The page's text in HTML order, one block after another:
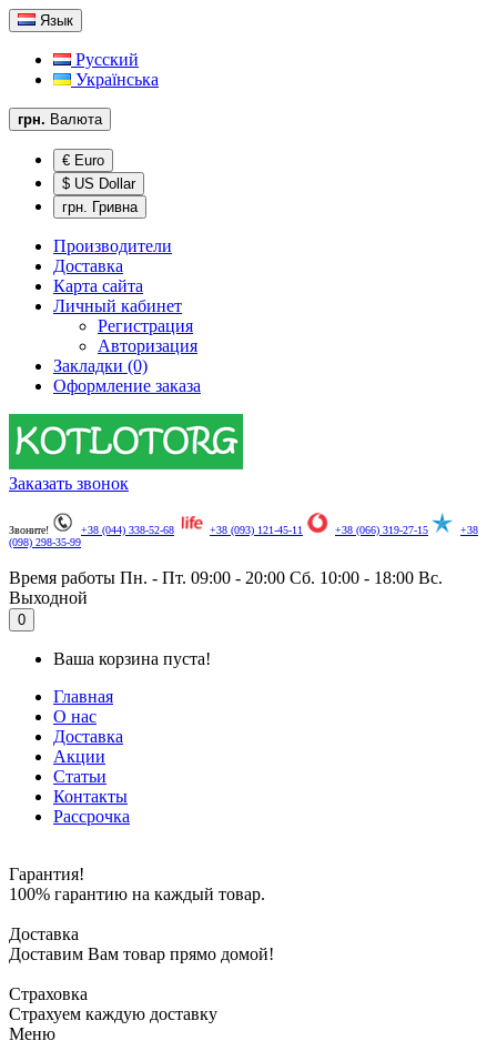
Язык
Русский
Українська
грн. Валюта
€ Euro
$ US Dollar
грн. Гривна
Производители
Доставка
Карта сайта
Личный кабинет
Регистрация
Авторизация
Закладки (0)
Оформление заказа
Заказать звонок
Звоните! +38 (044) 338-52-68 +38 (093) 121-45-11 +38 (066) 319-27-15
+38
(098) 298-35-99
Время работы Пн. - Пт. 09:00 - 20:00 Сб. 10:00 - 18:00 Вс.
Выходной
0
Ваша корзина пуста!
Главная
О нас
Доставка
Акции
Статьи
Контакты
Рассрочка
Гарантия!
100% гарантию на каждый товар.
Доставка
Доставим Вам товар прямо домой!
Страховка
Страхуем каждую доставку
Меню